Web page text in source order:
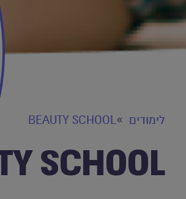
לימודים BEAUTY SCHOOL
SCHOOL